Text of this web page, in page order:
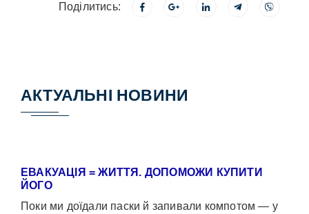
Поділитись:
АКТУАЛЬНІ НОВИНИ
ЕВАКУАЦІЯ = ЖИТТЯ. ДОПОМОЖИ КУПИТИ
ЙОГО
Поки ми доїдали паски й запивали компотом — у